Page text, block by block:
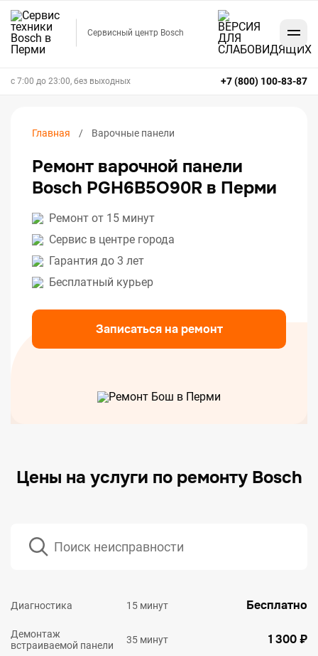
Сервисный центр Bosch
+7 (800) 100-83-87
с 7:00 до 23:00, без выходных
Главная Варочные панели
Ремонт варочной панели
Bosch PGH6B5O90R в Перми
Ремонт от 15 минут
Сервис в центре города
Гарантия до 3 лет
Бесплатный курьер
Записаться на ремонт
Цены на услуги по ремонту Bosch
Диагностика 15 минут Бесплатно
Демонтаж
встраиваемой панели
35 минут 1 300 ₽